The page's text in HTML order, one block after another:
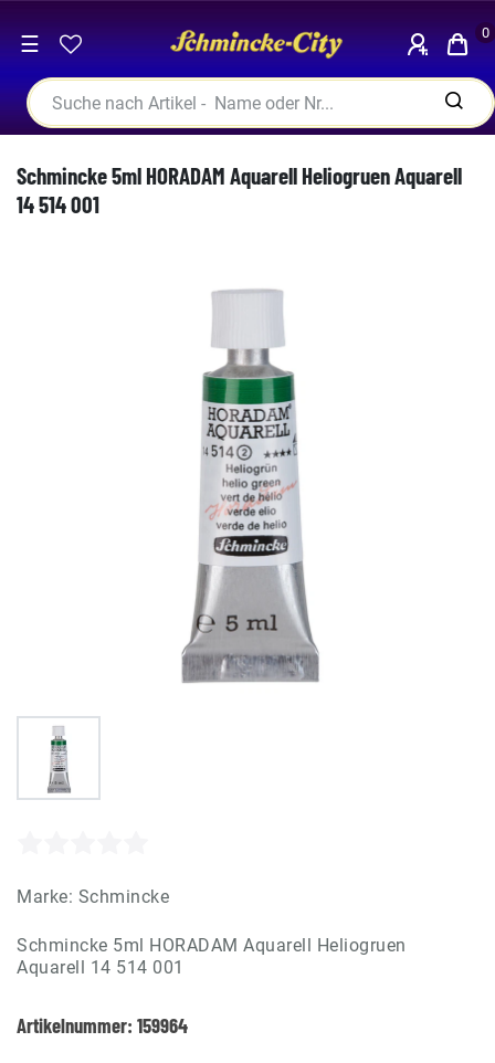
☰ 0
Schmincke 5ml HORADAM Aquarell Heliogruen Aquarell
14 514 001
Marke: Schmincke
Schmincke 5ml HORADAM Aquarell Heliogruen
Aquarell 14 514 001
Artikelnummer: 159964